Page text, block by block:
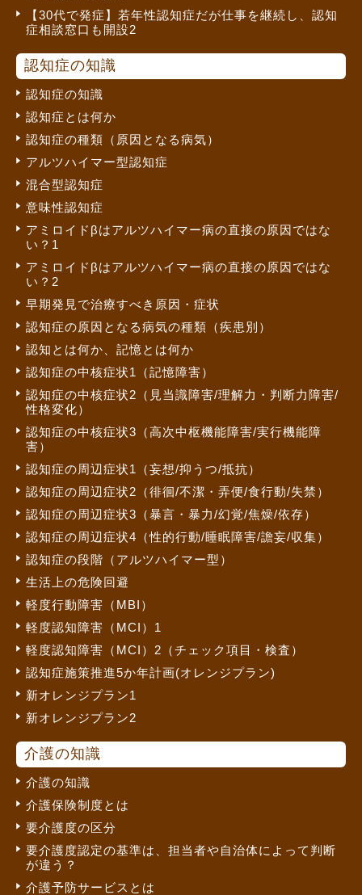
【30代で発症】若年性認知症だが仕事を継続し、認知
症相談窓口も開設2
認知症の知識
認知症の知識
認知症とは何か
認知症の種類（原因となる病気）
アルツハイマー型認知症
混合型認知症
意味性認知症
アミロイドβはアルツハイマー病の直接の原因ではな
い？1
アミロイドβはアルツハイマー病の直接の原因ではな
い？2
早期発見で治療すべき原因・症状
認知症の原因となる病気の種類（疾患別）
認知とは何か、記憶とは何か
認知症の中核症状1（記憶障害）
認知症の中核症状2（見当識障害/理解力・判断力障害/
性格変化）
認知症の中核症状3（高次中枢機能障害/実行機能障
害）
認知症の周辺症状1（妄想/抑うつ/抵抗）
認知症の周辺症状2（徘徊/不潔・弄便/食行動/失禁）
認知症の周辺症状3（暴言・暴力/幻覚/焦燥/依存）
認知症の周辺症状4（性的行動/睡眠障害/譫妄/収集）
認知症の段階（アルツハイマー型）
生活上の危険回避
軽度行動障害（MBI）
軽度認知障害（MCI）1
軽度認知障害（MCI）2（チェック項目・検査）
認知症施策推進5か年計画(オレンジプラン)
新オレンジプラン1
新オレンジプラン2
介護の知識
介護の知識
介護保険制度とは
要介護度の区分
要介護度認定の基準は、担当者や自治体によって判断
が違う？
介護予防サービスとは